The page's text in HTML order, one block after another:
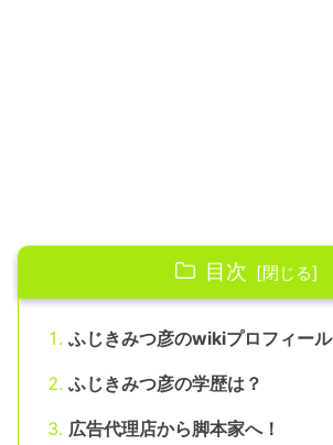
目次
ふじきみつ彦のwikiプロフィール
ふじきみつ彦の学歴は？
広告代理店から脚本家へ！